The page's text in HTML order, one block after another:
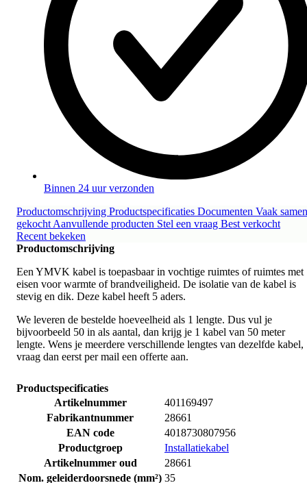
Binnen 24 uur verzonden
Productomschrijving Productspecificaties Documenten Vaak samen
gekocht Aanvullende producten Stel een vraag Best verkocht
Recent bekeken
Productomschrijving
Een YMVK kabel is toepasbaar in vochtige ruimtes of ruimtes met
eisen voor warmte of brandveiligheid. De isolatie van de kabel is
stevig en dik. Deze kabel heeft 5 aders.
We leveren de bestelde hoeveelheid als 1 lengte. Dus vul je
bijvoorbeeld 50 in als aantal, dan krijg je 1 kabel van 50 meter
lengte. Wens je meerdere verschillende lengtes van dezelfde kabel,
vraag dan eerst per mail een offerte aan.
Productspecificaties
Artikelnummer
401169497
Fabrikantnummer
28661
EAN code
4018730807956
Productgroep
Installatiekabel
Artikelnummer oud
28661
Nom. geleiderdoorsnede (mm²) 35